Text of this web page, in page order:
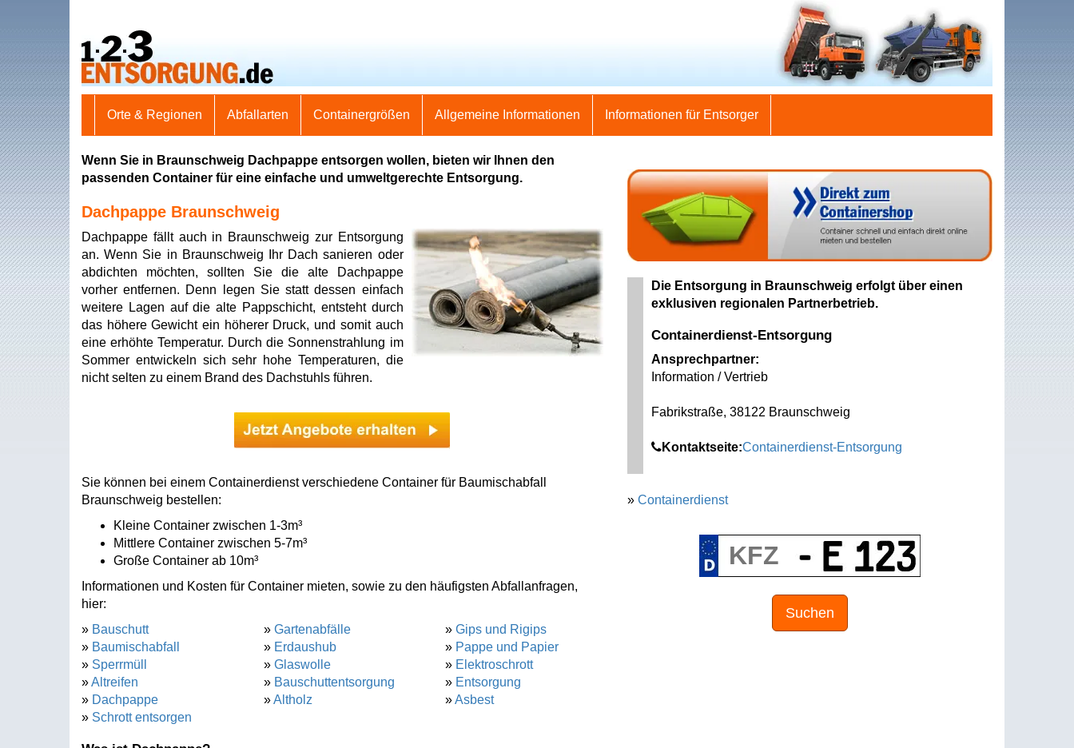
Orte & Regionen Abfallarten Containergrößen Allgemeine Informationen Informationen für Entsorger
Wenn Sie in Braunschweig Dachpappe entsorgen wollen, bieten wir Ihnen den
passenden Container für eine einfache und umweltgerechte Entsorgung.
Dachpappe Braunschweig
Dachpappe fällt auch in Braunschweig zur Entsorgung
an. Wenn Sie in Braunschweig Ihr Dach sanieren oder
abdichten möchten, sollten Sie die alte Dachpappe
vorher entfernen. Denn legen Sie statt dessen einfach
weitere Lagen auf die alte Pappschicht, entsteht durch
das höhere Gewicht ein höherer Druck, und somit auch
eine erhöhte Temperatur. Durch die Sonnenstrahlung im
Sommer entwickeln sich sehr hohe Temperaturen, die
nicht selten zu einem Brand des Dachstuhls führen.
Sie können bei einem Containerdienst verschiedene Container für Baumischabfall
Braunschweig bestellen:
Kleine Container zwischen 1-3m³
Mittlere Container zwischen 5-7m³
Große Container ab 10m³
Informationen und Kosten für Container mieten, sowie zu den häufigsten Abfallanfragen,
hier:
» Bauschutt
» Baumischabfall
» Sperrmüll
»Altreifen
» Dachpappe
» Schrott entsorgen
» Gartenabfälle
» Erdaushub
» Glaswolle
» Bauschuttentsorgung
»Altholz
» Gips und Rigips
» Pappe und Papier
» Elektroschrott
» Entsorgung
»Asbest
Die Entsorgung in Braunschweig erfolgt über einen
exklusiven regionalen Partnerbetrieb.
Containerdienst-Entsorgung
Ansprechpartner:
Information / Vertrieb
Fabrikstraße, 38122 Braunschweig
Kontaktseite:Containerdienst-Entsorgung
» Containerdienst
Suchen